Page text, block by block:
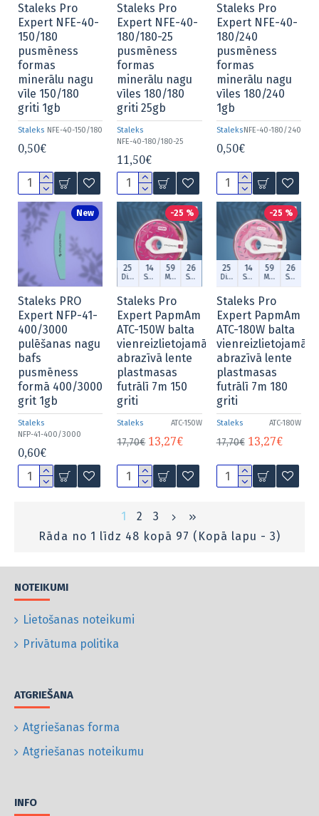
Staleks NFE-40-150/180
Staleks Pro
Expert NFE-40-
150/180
pusmēness
formas
minerālu nagu
vīle 150/180
griti 1gb
0,50€
Staleks
NFE-40-180/180-25
Staleks Pro
Expert NFE-40-
180/180-25
pusmēness
formas
minerālu nagu
vīles 180/180
griti 25gb
11,50€
StaleksNFE-40-180/240
Staleks Pro
Expert NFE-40-
180/240
pusmēness
formas
minerālu nagu
vīles 180/240
1gb
0,50€
New
Staleks
NFP-41-400/3000
Staleks PRO
Expert NFP-41-
400/3000
pulēšanas nagu
bafs
pusmēness
formā 400/3000
grit 1gb
0,60€
-25 %
25
Dien.
14
Stund.
59
Min.
25
Sek.
Staleks ATC-150W
Staleks Pro
Expert PapmAm
ATC-150W balta
vienreizlietojamā
abrazīvā lente
plastmasas
futrālī 7m 150
griti
17,70€ 13,27€
-25 %
25
Dien.
14
Stund.
59
Min.
25
Sek.
Staleks ATC-180W
Staleks Pro
Expert PapmAm
ATC-180W balta
vienreizlietojamā
abrazīvā lente
plastmasas
futrālī 7m 180
griti
17,70€ 13,27€
1 2
3
Rāda no 1 līdz 48 kopā 97 (Kopā lapu - 3)
NOTEIKUMI
Lietošanas noteikumi
Privātuma politika
ATGRIEŠANA
Atgriešanas forma
Atgriešanas noteikumu
INFO